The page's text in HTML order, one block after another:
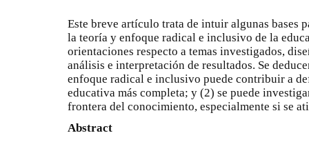
Este breve artículo trata de intuir algunas bases
la teoría y enfoque radical e inclusivo de la
orientaciones respecto a temas investigados,
análisis e interpretación de resultados. Se
enfoque radical e inclusivo puede contribuir a
educativa más completa; y (2) se puede
frontera del conocimiento, especialmente si se
Abstract